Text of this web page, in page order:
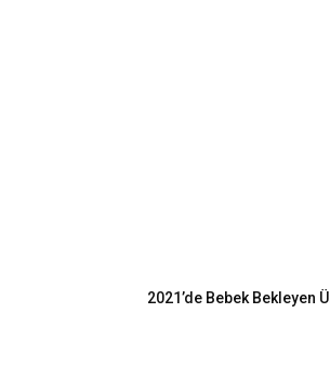
2021’de Bebek Bekleyen